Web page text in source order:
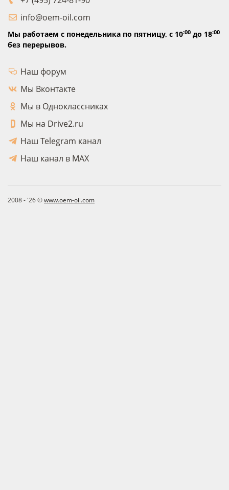
info@oem-oil.com
Мы работаем с понедельника по пятницу, с 10:00 до 18:00
без перерывов.
Наш форум
Мы Вконтакте
Мы в Одноклассниках
Мы на Drive2.ru
Наш Telegram канал
Наш канал в MAX
2008 - '26 ©www.oem-oil.com